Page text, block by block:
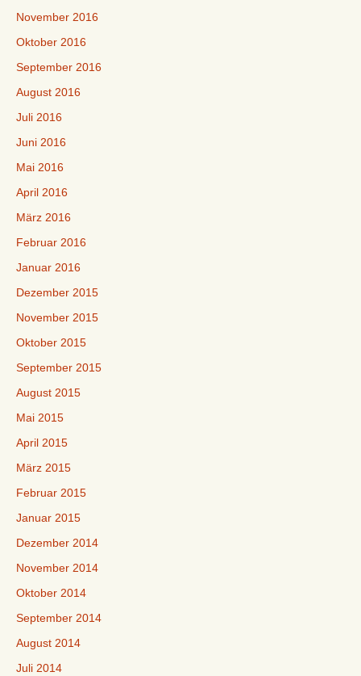
November 2016
Oktober 2016
September 2016
August 2016
Juli 2016
Juni 2016
Mai 2016
April 2016
März 2016
Februar 2016
Januar 2016
Dezember 2015
November 2015
Oktober 2015
September 2015
August 2015
Mai 2015
April 2015
März 2015
Februar 2015
Januar 2015
Dezember 2014
November 2014
Oktober 2014
September 2014
August 2014
Juli 2014